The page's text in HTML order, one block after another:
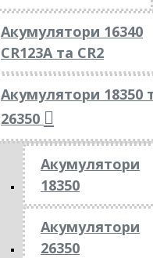
Акумулятори 16340
CR123A та CR2
Акумулятори 18350
26350
Акумулятори
18350
Акумулятори
26350